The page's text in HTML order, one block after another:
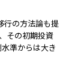
行の方法論も提
その初期投資
準からは大き